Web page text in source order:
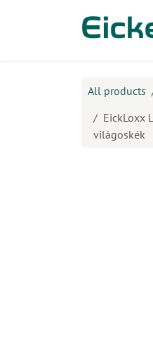
All products
EickLoxx
világoskék